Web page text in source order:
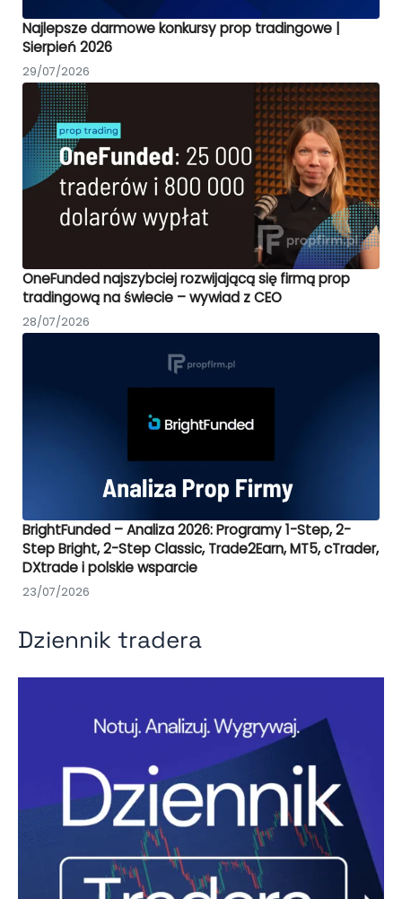
Najlepsze darmowe konkursy prop tradingowe |
Sierpień 2026
29/07/2026
OneFunded najszybciej rozwijającą się firmą prop
tradingową na świecie – wywiad z CEO
28/07/2026
BrightFunded – Analiza 2026: Programy 1-Step, 2-
Step Bright, 2-Step Classic, Trade2Earn, MT5, cTrader,
DXtrade i polskie wsparcie
23/07/2026
Dziennik tradera